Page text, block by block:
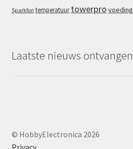
Sparkfun temperatuur towerpro voeding
Laatste nieuws ontvangen
© HobbyElectronica 2026
Privacy